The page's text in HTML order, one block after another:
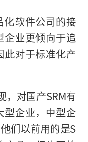
化软件公司的接
企业更倾向于追
此对于标准化产
，对国产SRM有
型企业，中型企
们以前用的是S